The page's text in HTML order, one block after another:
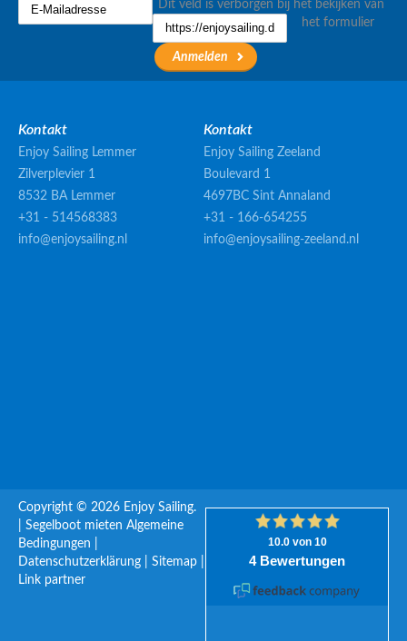
Dit veld is verborgen bij het bekijken van
het formulier
Kontakt
Enjoy Sailing Lemmer
Zilverplevier 1
8532 BA Lemmer
+31 - 514568383
info@enjoysailing.nl
Kontakt
Enjoy Sailing Zeeland
Boulevard 1
4697BC Sint Annaland
+31 - 166-654255
info@enjoysailing-zeeland.nl
Copyright © 2026 Enjoy Sailing.
Segelboot mieten Algemeine
Bedingungen
Datenschutzerklärung
Sitemap
Link partner